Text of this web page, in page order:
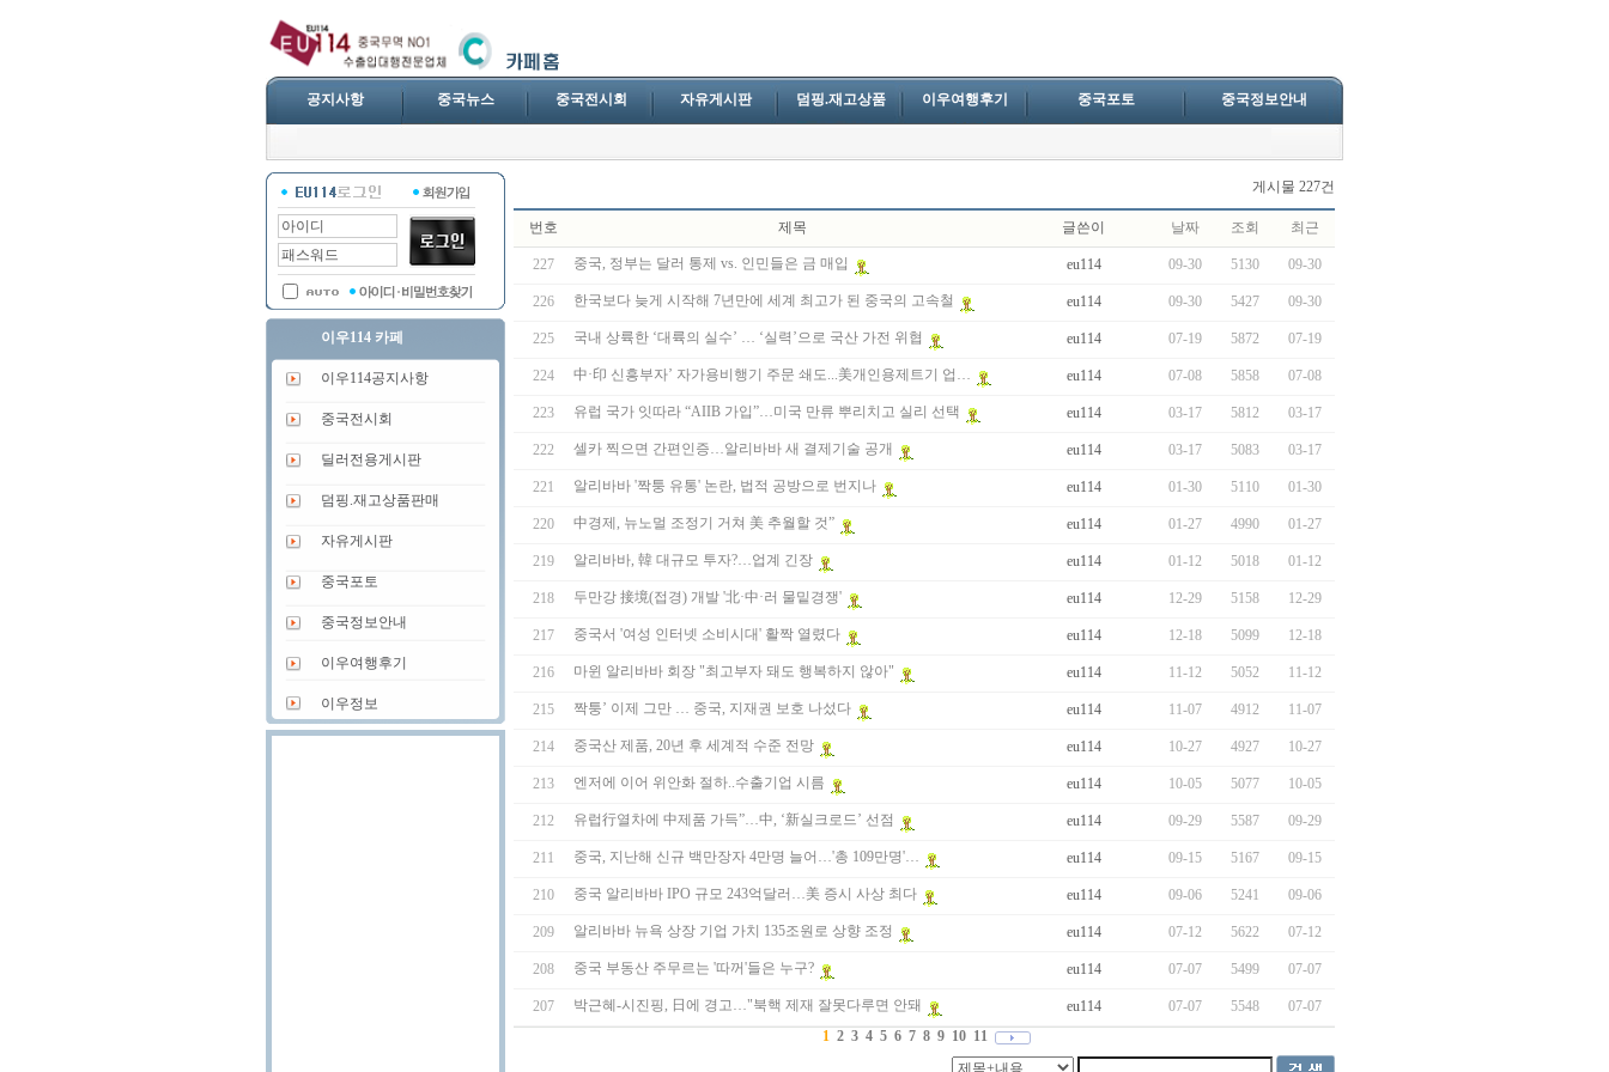
공지사항 중국뉴스 중국전시회 자유게시판 덤핑.재고상품 이우여행후기 중국포토 중국정보안내
이우114 카페
이우114공지사항
중국전시회
딜러전용게시판
덤핑.재고상품판매
자유게시판
중국포토
중국정보안내
이우여행후기
이우정보
게시물 227건
번호 제목 글쓴이 날짜 조회 최근
227 중국, 정부는 달러 통제 vs. 인민들은 금 매입 eu114 09-30 5130 09-30
226 한국보다 늦게 시작해 7년만에 세계 최고가 된 중국의 고속철 eu114 09-30 5427 09-30
225 국내 상륙한 ‘대륙의 실수’ … ‘실력’으로 국산 가전 위협 eu114 07-19 5872 07-19
224 中·印 신흥부자’ 자가용비행기 주문 쇄도...美개인용제트기 업… eu114 07-08 5858 07-08
223 유럽 국가 잇따라 “AIIB 가입”…미국 만류 뿌리치고 실리 선택 eu114 03-17 5812 03-17
222 셀카 찍으면 간편인증…알리바바 새 결제기술 공개 eu114 03-17 5083 03-17
221 알리바바 '짝퉁 유통' 논란, 법적 공방으로 번지나 eu114 01-30 5110 01-30
220 中경제, 뉴노멀 조정기 거쳐 美 추월할 것” eu114 01-27 4990 01-27
219 알리바바, 韓 대규모 투자?…업계 긴장 eu114 01-12 5018 01-12
218 두만강 接境(접경) 개발 '北·中·러 물밑경쟁' eu114 12-29 5158 12-29
217 중국서 '여성 인터넷 소비시대' 활짝 열렸다 eu114 12-18 5099 12-18
216 마윈 알리바바 회장 "최고부자 돼도 행복하지 않아" eu114 11-12 5052 11-12
215 짝퉁’ 이제 그만 … 중국, 지재권 보호 나섰다 eu114 11-07 4912 11-07
214 중국산 제품, 20년 후 세계적 수준 전망 eu114 10-27 4927 10-27
213 엔저에 이어 위안화 절하..수출기업 시름 eu114 10-05 5077 10-05
212 유럽行열차에 中제품 가득”…中, ‘新실크로드’ 선점 eu114 09-29 5587 09-29
211 중국, 지난해 신규 백만장자 4만명 늘어…'총 109만명'… eu114 09-15 5167 09-15
210 중국 알리바바 IPO 규모 243억달러…美 증시 사상 최다 eu114 09-06 5241 09-06
209 알리바바 뉴욕 상장 기업 가치 135조원로 상향 조정 eu114 07-12 5622 07-12
208 중국 부동산 주무르는 '따꺼'들은 누구? eu114 07-07 5499 07-07
207 박근혜-시진핑, 日에 경고…"북핵 제재 잘못다루면 안돼 eu114 07-07 5548
07-07
1 2 3 4 5 6 7 8 9 10 11